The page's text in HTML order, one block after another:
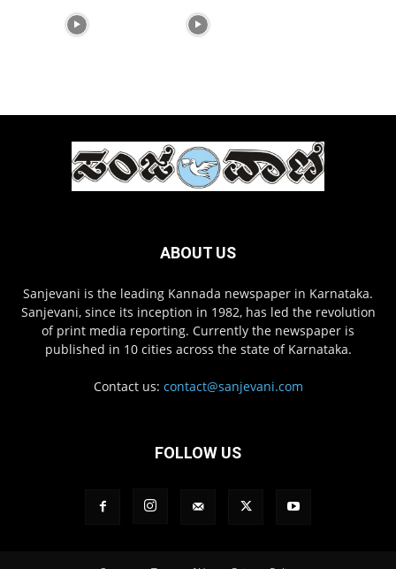
ABOUT US
Sanjevani is the leading Kannada newspaper in Karnataka.
Sanjevani, since its inception in 1982, has led the revolution
of print media reporting. Currently the newspaper is
published in 10 cities across the state of Karnataka.
Contact us: contact@sanjevani.com
FOLLOW US